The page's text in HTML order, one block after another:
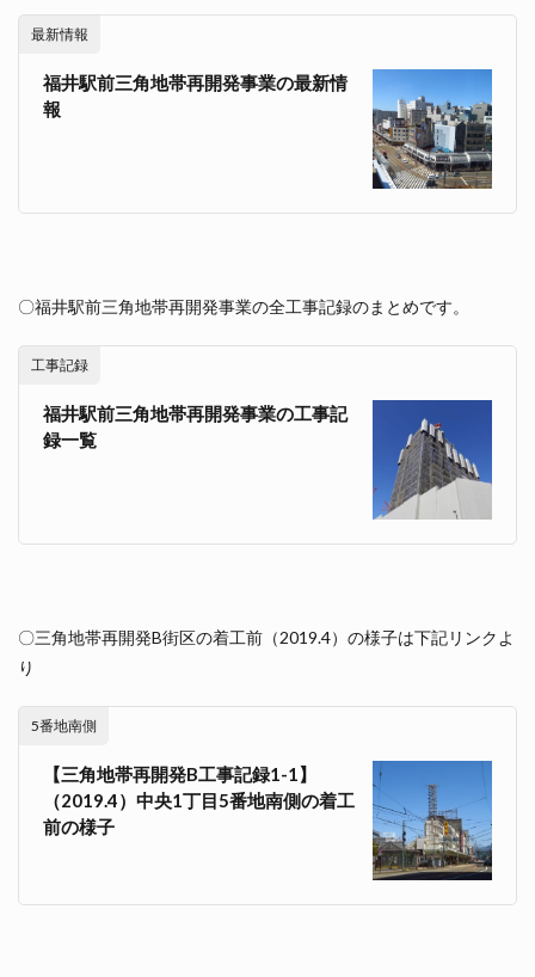
最新情報
福井駅前三角地帯再開発事業の最新情
報
〇福井駅前三角地帯再開発事業の全工事記録のまとめです。
工事記録
福井駅前三角地帯再開発事業の工事記
録一覧
〇三角地帯再開発B街区の着工前（2019.4）の様子は下記リンクよ
り
5番地南側
【三角地帯再開発B工事記録1-1】
（2019.4）中央1丁目5番地南側の着工
前の様子